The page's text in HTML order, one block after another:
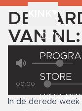
DJ'S
STORE
KINK
DE
VAN
00:00
In de derede week